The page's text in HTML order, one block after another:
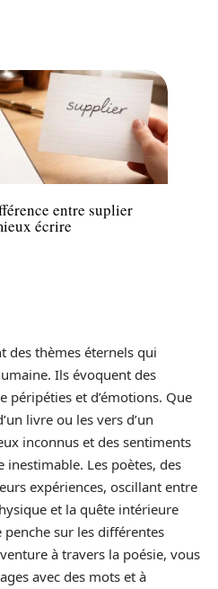
entre suplier
écrire
des thèmes éternels qui
Ils évoquent des
péripéties et d’émotions. Que
livre ou les vers d’un
inconnus et des sentiments
Les poètes, des
expériences, oscillant entre
et la quête intérieure
penche sur les différentes
à travers la poésie, vous
avec des mots et à